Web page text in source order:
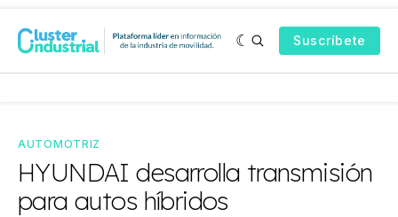
Suscríbete
AUTOMOTRIZ
HYUNDAI desarrolla transmisión
para autos híbridos